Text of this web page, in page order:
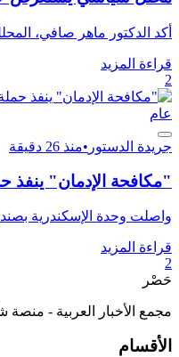
أكد الدكتور ماهر صافي،
قراءة المزيد
2
عام
جريدة الدستور •منذ 26 دقيقة
"مكافحة الإدمان"
واصلت وحدة الإسكندرية
قراءة المزيد
2
حَصْر
مجمع الأخبار العربية - منصة
الأقسام